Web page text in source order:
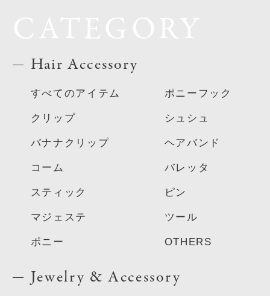
Hair Accessory
すべてのアイテム
クリップ
バナナクリップ
コーム
スティック
マジェステ
ポニー
ポニーフック
シュシュ
ヘアバンド
バレッタ
ピン
ツール
OTHERS
Jewelry & Accessory